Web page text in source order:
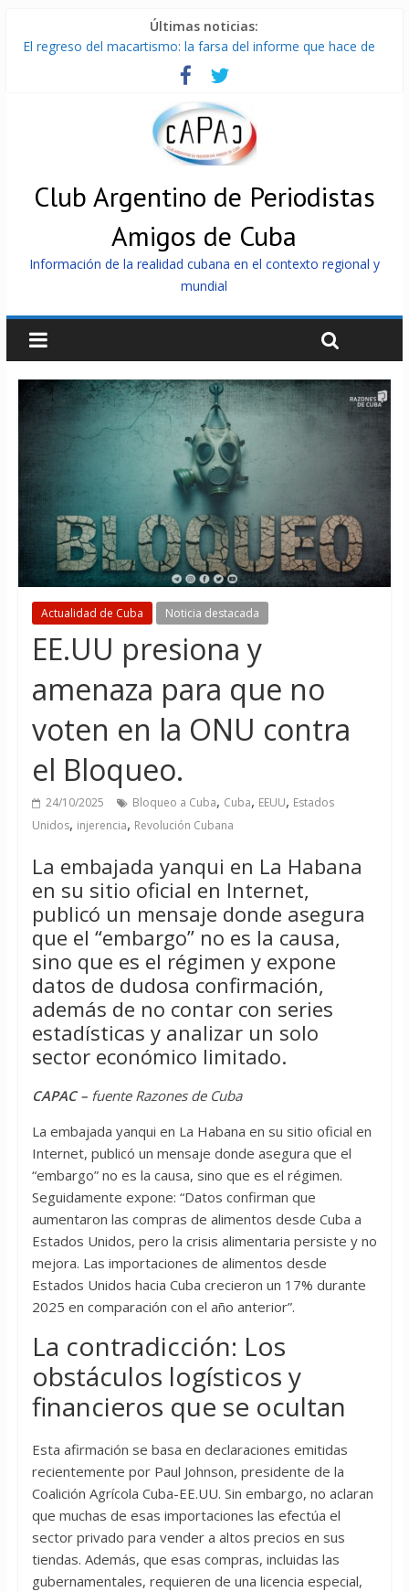
Últimas noticias:
El regreso del macartismo: la farsa del informe que hace de
Milei firmó memorándum con EE.UU sin informarlo
China presenta robots que pueden razonar, moverse y asistir
La Habana avanza en reconexión tras nuevo apagón
Más de 7 000 contenedores impedidos de llegar a Cuba
Club Argentino de Periodistas
Amigos de Cuba
Información de la realidad cubana en el contexto regional y
mundial
Actualidad de Cuba Noticia destacada
EE.UU presiona y
amenaza para que no
voten en la ONU contra
el Bloqueo.
24/10/2025 Bloqueo a Cuba, Cuba, EEUU, Estados
Unidos, injerencia, Revolución Cubana
La embajada yanqui en La Habana
en su sitio oficial en Internet,
publicó un mensaje donde asegura
que el “embargo” no es la causa,
sino que es el régimen y expone
datos de dudosa confirmación,
además de no contar con series
estadísticas y analizar un solo
sector económico limitado.
CAPAC – fuente Razones de Cuba
La embajada yanqui en La Habana en su sitio oficial en
Internet, publicó un mensaje donde asegura que el
“embargo” no es la causa, sino que es el régimen.
Seguidamente expone: “Datos confirman que
aumentaron las compras de alimentos desde Cuba a
Estados Unidos, pero la crisis alimentaria persiste y no
mejora. Las importaciones de alimentos desde
Estados Unidos hacia Cuba crecieron un 17% durante
2025 en comparación con el año anterior”.
La contradicción: Los
obstáculos logísticos y
financieros que se ocultan
Esta afirmación se basa en declaraciones emitidas
recientemente por Paul Johnson, presidente de la
Coalición Agrícola Cuba-EE.UU. Sin embargo, no aclaran
que muchas de esas importaciones las efectúa el
sector privado para vender a altos precios en sus
tiendas. Además, que esas compras, incluidas las
gubernamentales, requieren de una licencia especial,